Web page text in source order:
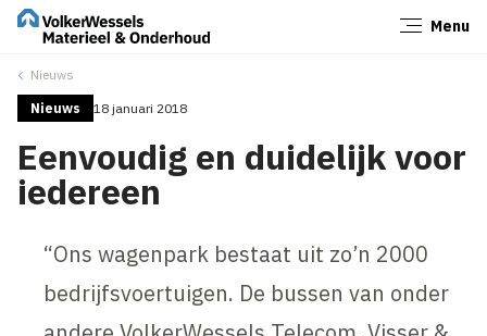
Menu
Nieuws
Nieuws 18 januari 2018
Eenvoudig en duidelijk voor
iedereen
“Ons wagenpark bestaat uit zo’n 2000
bedrijfsvoertuigen. De bussen van onder
Sluiten